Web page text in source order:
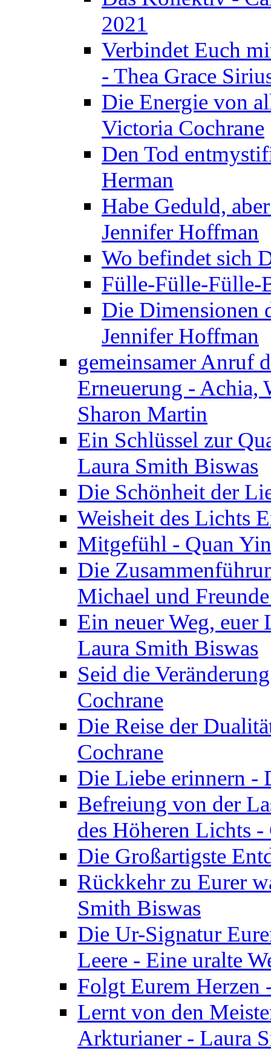
2021
Verbindet Euch
- Thea Grace
Die Energie von
Victoria Cochrane
Den Tod
Herman
Habe Geduld,
Jennifer Hoffman
Wo befindet sich
Fülle-Fülle-Fülle-
Die Dimensionen
Jennifer Hoffman
gemeinsamer Anruf
Erneuerung - Achia,
Sharon Martin
Ein Schlüssel zur
Laura Smith Biswas
Die Schönheit der
Weisheit des Lichts
Mitgefühl - Quan
Die
Michael und
Ein neuer Weg, euer
Laura Smith Biswas
Seid die
Cochrane
Die Reise der
Cochrane
Die Liebe erinnern -
Befreiung von der
des Höheren Lichts
Die Großartigste
Rückkehr zu Eurer
Smith Biswas
Die Ur-Signatur
Leere - Eine uralte
Folgt Eurem
Lernt von den
Arkturianer - Laura